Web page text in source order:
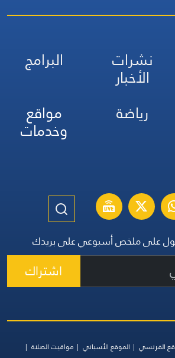
نشرات
الأخبار
البرامج
رياضة مواقع
وخدمات
على ملخص أسبوعي على بريدك
اشتراك
الفرنسي الموقع الأسباني
مواقيت الصلاة